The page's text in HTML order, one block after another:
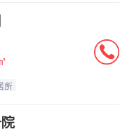
所